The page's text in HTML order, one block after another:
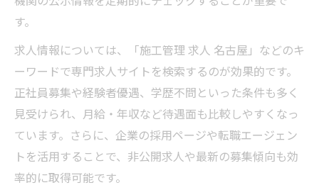
愛知県の現場で重視される土木工事の工夫
土木工事施工管理者の技術研鑽のポイント
求人で求められる専門技術と現場対応力
求人選びで失敗しないために知るべき基準集
土木工事施工管理求人の正しい選び方
愛知県求人事情から見る施工管理の基準
求人票で注目すべき土木工事の条件項目
す。
求人情報については、「施工管理 求人 名古屋」などのキ
ーワードで専門求人サイトを検索するのが効果的です。
正社員募集や経験者優遇、学歴不問といった条件も多く
見受けられ、月給・年収など待遇面も比較しやすくなっ
ています。さらに、企業の採用ページや転職エージェン
トを活用することで、非公開求人や最新の募集傾向も効
率的に取得可能です。